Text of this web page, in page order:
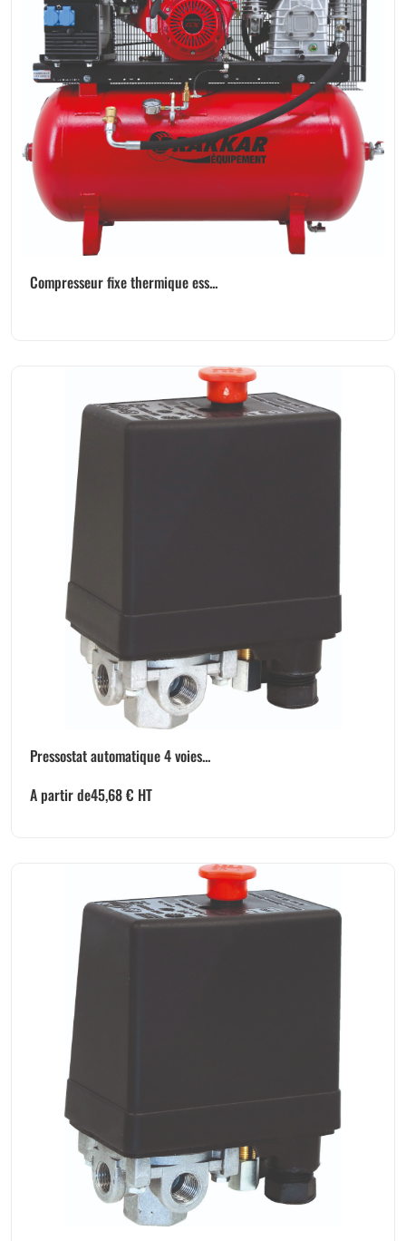
Compresseur fixe thermique ess...
Pressostat automatique 4 voies...
A partir de45,68€ HT